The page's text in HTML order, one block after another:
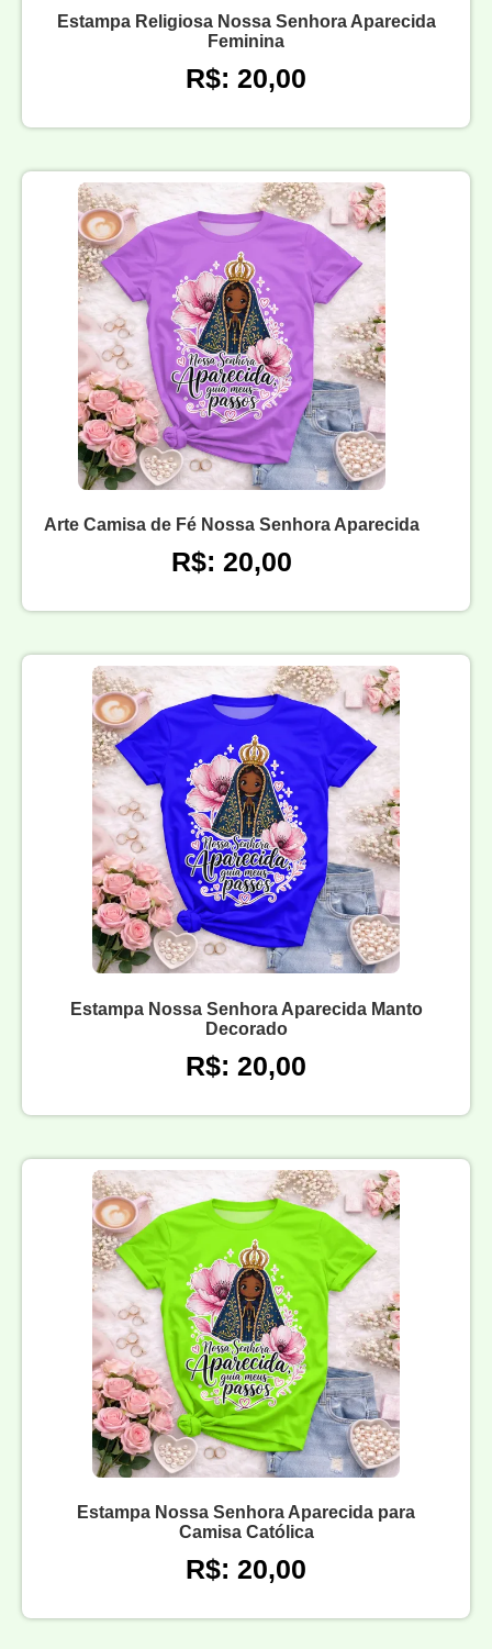
Estampa Religiosa Nossa Senhora Aparecida
Feminina
R$: 20,00
Arte Camisa de Fé Nossa Senhora Aparecida
R$: 20,00
Estampa Nossa Senhora Aparecida Manto
Decorado
R$: 20,00
Estampa Nossa Senhora Aparecida para
Camisa Católica
R$: 20,00